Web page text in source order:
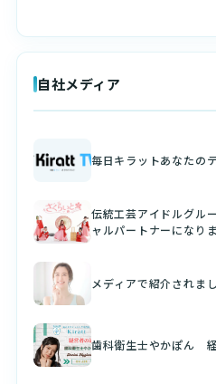
自社メディア
毎日キラットあなたの
伝統工芸アイドルグル
ャルパートナーになり
メディアで紹介されま
歯科衛生士やかぽん 経